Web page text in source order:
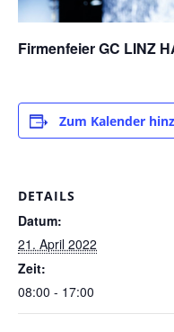
FirmenfeierGC LINZ
Zum Kalender
DETAILS
Datum:
21. April 2022
Zeit:
08:00 - 17:00